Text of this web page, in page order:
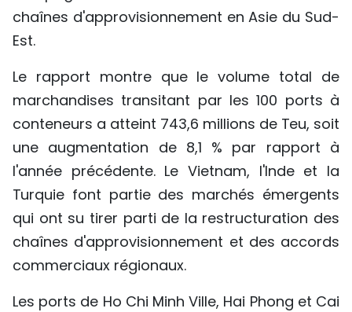
chaînes d'approvisionnement en Asie du Sud-
Est.
Le rapport montre que le volume total de
marchandises transitant par les 100 ports à
conteneurs a atteint 743,6 millions de Teu, soit
une augmentation de 8,1 % par rapport à
l'année précédente. Le Vietnam, l'Inde et la
Turquie font partie des marchés émergents
qui ont su tirer parti de la restructuration des
chaînes d'approvisionnement et des accords
commerciaux régionaux.
Les ports de Ho Chi Minh Ville, Hai Phong et Cai